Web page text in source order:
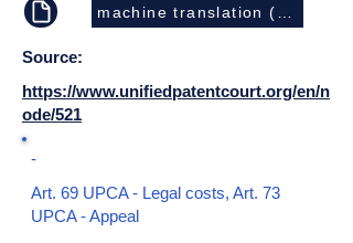
machine translation (EN)
Source:
https://www.unifiedpatentcourt.org/en/n
ode/521
-
Art. 69 UPCA - Legal costs, Art. 73
UPCA - Appeal